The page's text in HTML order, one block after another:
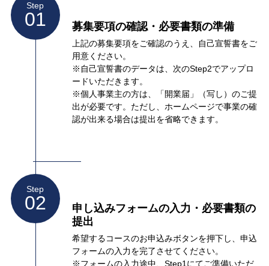
Step
01 募集要項の確認・必要書類の準備
上記の募集要項をご確認のうえ、自己宣誓書をご
用意ください。
※自己宣誓書のデータは、次のStep2でアップロ
ードいただきます。
※個人事業主の方は、「開業届」（写し）のご提
出が必要です。ただし、ホームページで事業の確
認が出来る場合は提出を省略できます。
Step
02
申し込みフォームの入力・必要書類の
提出
希望するコースのお申込みボタンを押下し、申込
フォームの入力を完了させてください。
※フォームの入力途中、Step1にてご準備いただ